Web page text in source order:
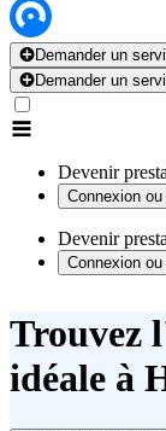
Demander un
Demander un
Devenir
Connexion
Devenir
Connexion
Trouvez
idéale à